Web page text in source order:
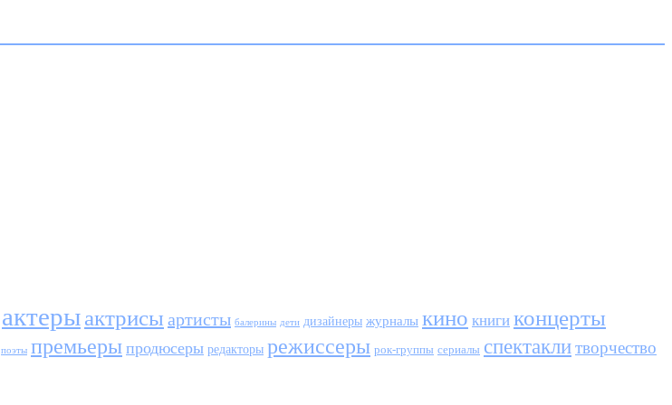
актерыактрисы артисты балерины дети дизайнеры журналы кино книги концерты
поэты премьеры продюсеры редакторы режиссеры рок-группы сериалы спектаклитворчество